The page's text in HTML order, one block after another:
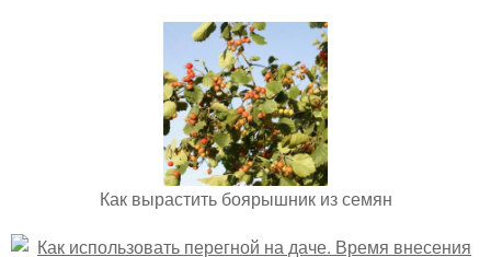
Как вырастить боярышник из семян